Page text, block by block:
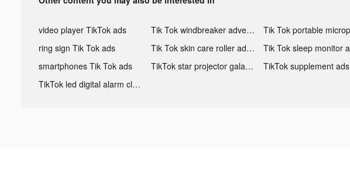
video player TikTok ads Tik Tok windbreaker advertising
ring sign Tik Tok ads
Tik Tok skin care roller advertising
smartphones Tik Tok ads
TikTok star projector galaxy night light bluetooth ads
TikTok supplement ads
TikTok led digital alarm clock ads